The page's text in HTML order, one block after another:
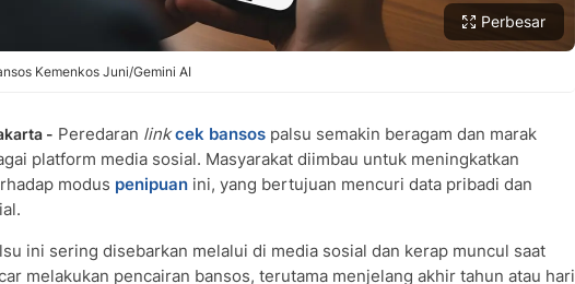
Perbesar
Kemenkos Juni/Gemini AI
- Peredaran link cek bansos palsu semakin beragam dan marak
platform media sosial. Masyarakat diimbau untuk meningkatkan
modus penipuan ini, yang bertujuan mencuri data pribadi dan
ini sering disebarkan melalui di media sosial dan kerap muncul saat
melakukan pencairan bansos, terutama menjelang akhir tahun atau hari